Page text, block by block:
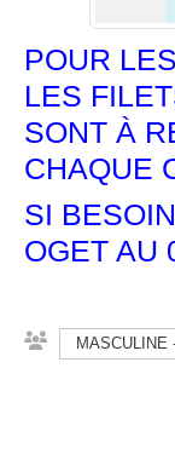
POUR
LES
SONT À
CHAQUE
SI
OGET AU
MASCULINE